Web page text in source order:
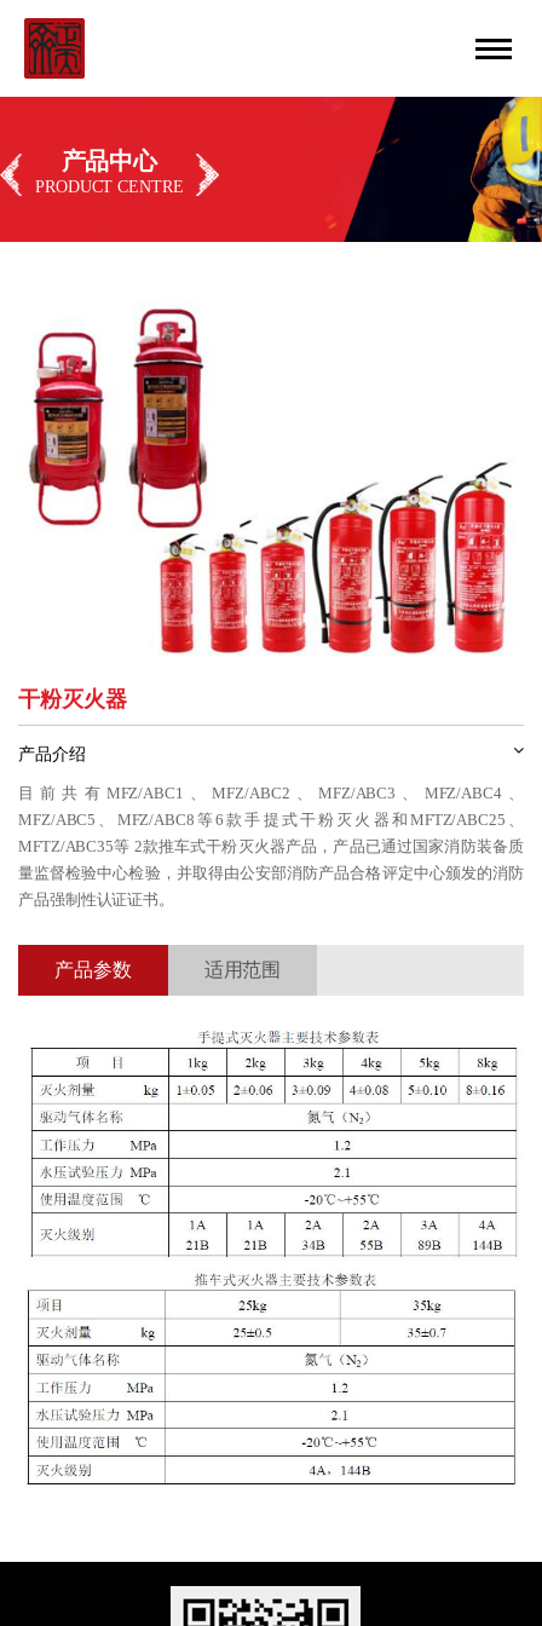
ENGLISH
产品中心
PRODUCT CENTRE
干粉灭火器
产品介绍
目前共有MFZ/ABC1、MFZ/ABC2、MFZ/ABC3、MFZ/ABC4、
MFZ/ABC5、MFZ/ABC8等6款手提式干粉灭火器和MFTZ/ABC25、
MFTZ/ABC35等 2款推车式干粉灭火器产品，产品已通过国家消防装备质
量监督检验中心检验，并取得由公安部消防产品合格评定中心颁发的消防
产品强制性认证证书。
产品参数 适用范围